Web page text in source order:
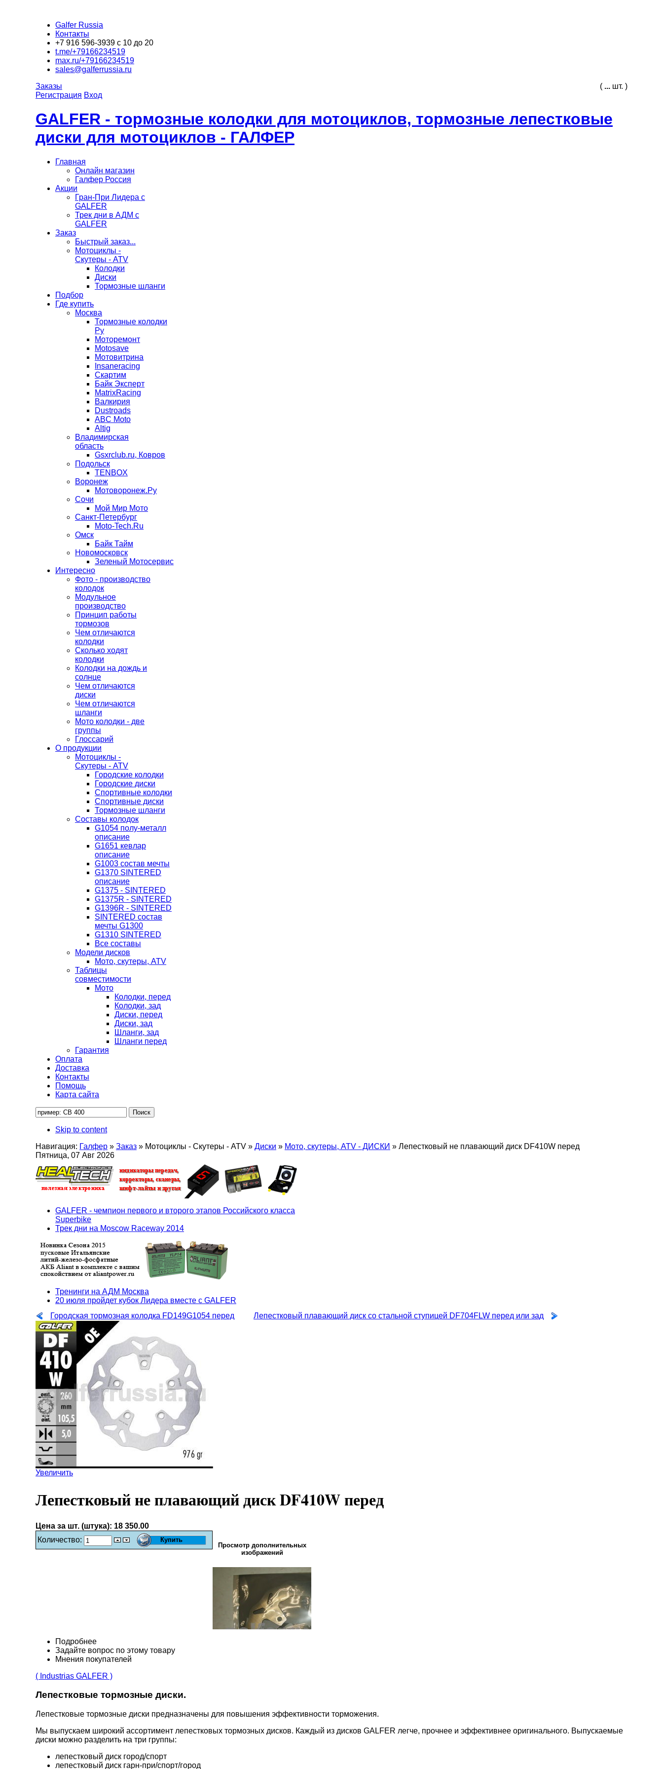
Galfer Russia
Контакты
+7 916 596-3939 с 10 до 20
t.me/+79166234519
max.ru/+79166234519
sales@galferrussia.ru
( ... шт. )
Заказы
Регистрация Вход
GALFER - тормозные колодки для мотоциклов, тормозные лепестковые
диски для мотоциклов - ГАЛФЕР
Главная
Онлайн магазин
Галфер Россия
Акции
Гран-При Лидера c
GALFER
Трек дни в АДМ с
GALFER
Заказ
Быстрый заказ...
Мотоциклы -
Скутеры - ATV
Колодки
Диски
Тормозные шланги
Подбор
Где купить
Москва
Тормозные колодки
Ру
Моторемонт
Motosave
Мотовитрина
Insaneracing
Скартим
Байк Эксперт
MatrixRacing
Валкирия
Dustroads
ABC Moto
Altig
Владимирская
область
Gsxrclub.ru, Ковров
Подольск
TENBOX
Воронеж
Мотоворонеж.Ру
Сочи
Мой Мир Мото
Санкт-Петербург
Moto-Tech.Ru
Омск
Байк Тайм
Новомосковск
Зеленый Мотосервис
Интересно
Фото - производство
колодок
Модульное
производство
Принцип работы
тормозов
Чем отличаются
колодки
Сколько ходят
колодки
Колодки на дождь и
солнце
Чем отличаются
диски
Чем отличаются
шланги
Мото колодки - две
группы
Глоссарий
О продукции
Мотоциклы -
Скутеры - ATV
Городские колодки
Городские диски
Спортивные колодки
Спортивные диски
Тормозные шланги
Составы колодок
G1054 полу-металл
описание
G1651 кевлар
описание
G1003 состав мечты
G1370 SINTERED
описание
G1375 - SINTERED
G1375R - SINTERED
G1396R - SINTERED
SINTERED состав
мечты G1300
G1310 SINTERED
Все составы
Модели дисков
Мото, скутеры, ATV
Таблицы
совместимости
Мото
Колодки, перед
Колодки, зад
Диски, перед
Диски, зад
Шланги, зад
Шланги перед
Гарантия
Оплата
Доставка
Контакты
Помощь
Карта сайта
Skip to content
Навигация: Галфер » Заказ » Мотоциклы - Скутеры - ATV » Диски » Мото, скутеры, ATV - ДИСКИ » Лепестковый не плавающий диск DF410W перед
Пятница, 07 Авг 2026
GALFER - чемпион первого и второго этапов Российского класса
Superbike
Трек дни на Moscow Raceway 2014
Тренинги на АДМ Москва
20 июля пройдет кубок Лидера вместе с GALFER
Городская тормозная колодка FD149G1054 перед
Лепестковый плавающий диск со стальной ступицей DF704FLW перед или зад
Увеличить
Лепестковый не плавающий диск DF410W перед
Цена за шт. (штука): 18 350.00
Количество:
Просмотр дополнительных
изображений
Подробнее
Задайте вопрос по этому товару
Мнения покупателей
( Industrias GALFER )
Лепестковые тормозные диски.
Лепестковые тормозные диски предназначены для повышения эффективности торможения.
Мы выпускаем широкий ассортимент лепестковых тормозных дисков. Каждый из дисков GALFER легче, прочнее и эффективнее оригинального. Выпускаемые
диски можно разделить на три группы:
лепестковый диск город/спорт
лепестковый диск гарн-при/спорт/город